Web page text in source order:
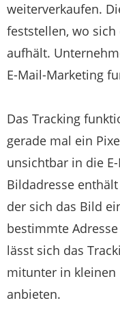
weiterverkaufen.
feststellen, wo
aufhält.
E-Mail-Marketing
Das Tracking
gerade mal ein
unsichtbar in die
Bildadresse
der sich das Bild
bestimmte
lässt sich das
mitunter in kleinen
anbieten.